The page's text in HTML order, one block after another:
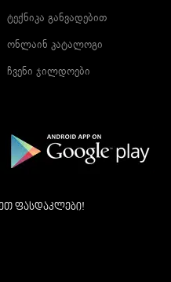
ტექნიკა განვადებით
ონლაინ კატალოგი
ჩვენი ჯილდოები
ფასდაკლები!